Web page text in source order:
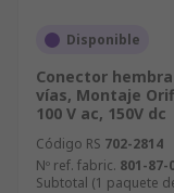
Disponible
Conector
vías, Montaje
100 V ac, 150V dc
Código RS 702-2814
Nº ref. fabric. 801-87-
Subtotal (1 paquete